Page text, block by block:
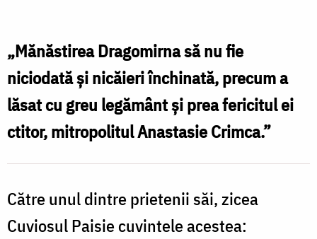
Foto:
Florentina
Mardari
„Mănăstirea Dragomirna să nu fie
niciodată şi nicăieri închinată, precum a
lăsat cu greu legământ şi prea fericitul ei
ctitor, mitropolitul Anastasie Crimca.”
Către unul dintre prietenii săi, zicea
Cuviosul Paisie cuvintele acestea: